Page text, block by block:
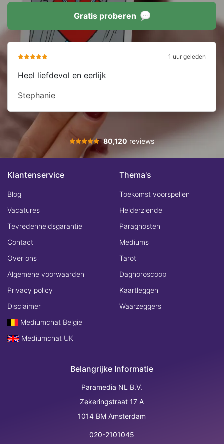
Gratis proberen
1 uur geleden
Heel liefdevol en eerlijk
Stephanie
80,120 reviews
Klantenservice
Blog
Vacatures
Tevredenheidsgarantie
Contact
Over ons
Algemene voorwaarden
Privacy policy
Disclaimer
Mediumchat Belgie
Mediumchat UK
Thema's
Toekomst voorspellen
Helderziende
Paragnosten
Mediums
Tarot
Daghoroscoop
Kaartleggen
Waarzeggers
Belangrijke Informatie
Paramedia NL B.V.
Zekeringstraat 17 A
1014 BM Amsterdam
020-2101045